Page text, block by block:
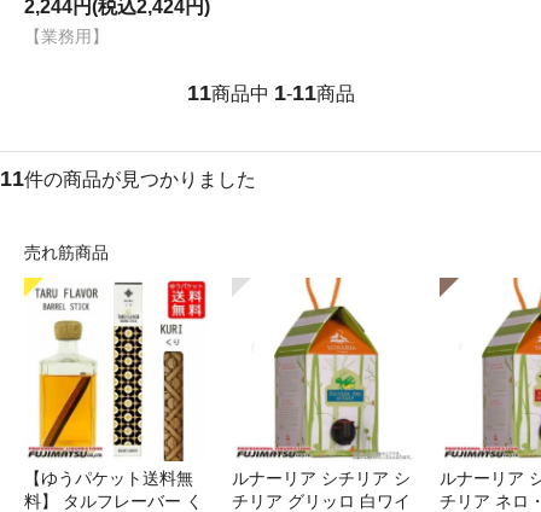
2,244円(税込2,424円)
【業務用】
11商品中 1-11商品
11件の商品が見つかりました
売れ筋商品
【ゆうパケット送料無
料】 タルフレーバー く
ルナーリア シチリア シ
チリア グリッロ 白ワイ
ルナーリア
チリア ネロ